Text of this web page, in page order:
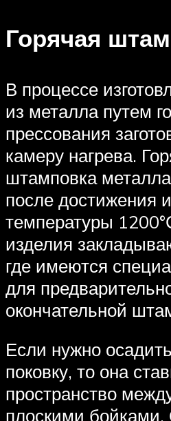
Горячая
В процессе
из металла путем
прессования
камеру нагрева.
штамповка
после достижения
температуры
изделия
где имеются
для
окончательной
Если нужно
поковку, то она
пространство
плоскими